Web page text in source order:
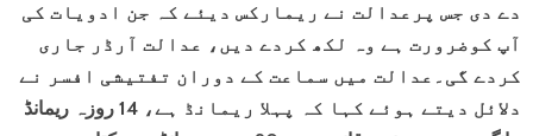
دے دی جس پرعدالت نے ریمارکس دیئے کہ جن ادویات کی
آپ کوضرورت ہے وہ لکھ کردے دیں، عدالت آرڈر جاری
کردے گی۔عدالت میں سماعت کے دوران تفتیشی افسر نے
دلائل دیتے ہوئے کہا کہ پہلا ریمانڈ ہے، 14 روزہ ریمانڈ